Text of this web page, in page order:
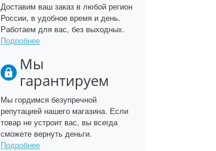
Доставим ваш заказ в любой регион
России, в удобное время и день.
Работаем для вас, без выходных.
Подробнее
Мы
гарантируем
Мы гордимся безупречной
репутацией нашего магазина. Если
товар не устроит вас, вы всегда
сможете вернуть деньги.
Подробнее